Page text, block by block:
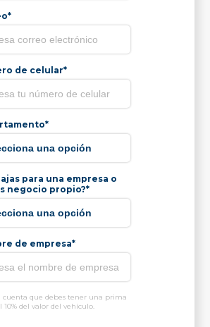
de celular*
para una empresa o
negocio propio?*
de empresa*
cuenta que debes tener una prima
10% del valor del vehículo.